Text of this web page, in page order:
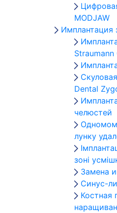
MODJAW
Имплантация
Straumann
Dental
челюстей
лунку
зоні
Замена
Синус-
Костная